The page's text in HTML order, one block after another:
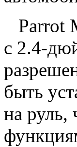
Parrot
с 2.4-
быть
на руль,